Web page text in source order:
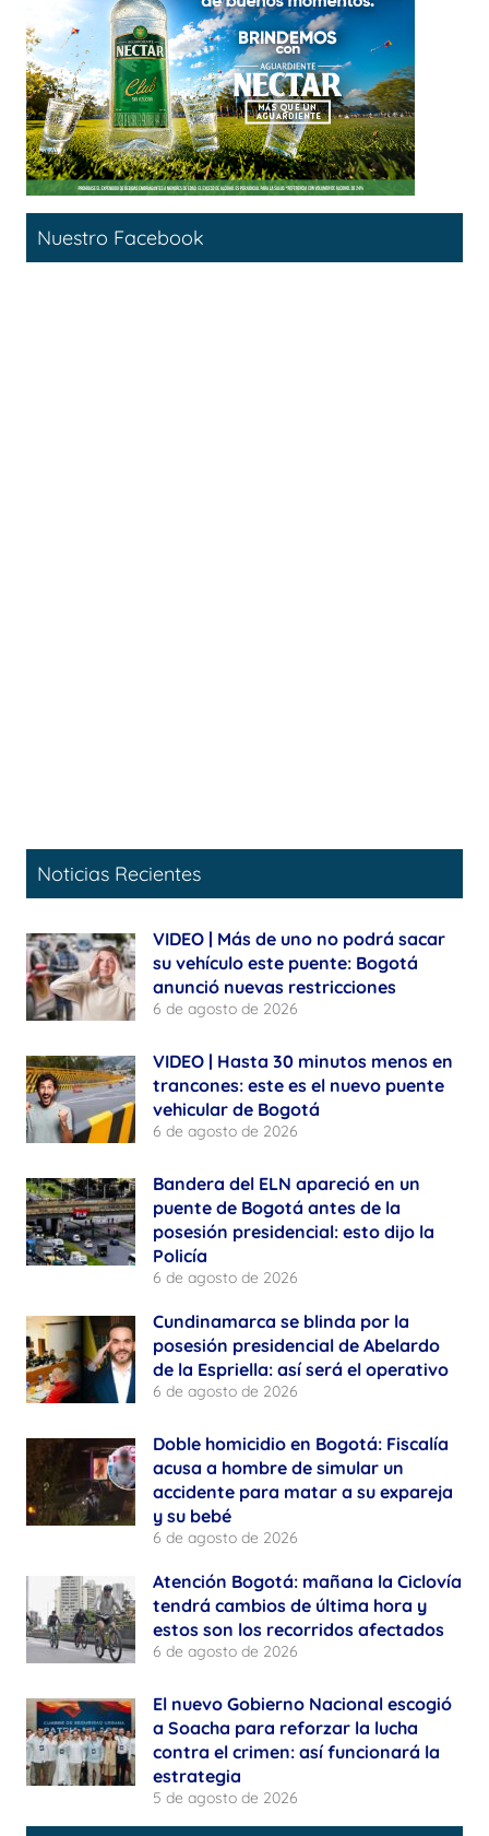
Nuestro Facebook
Noticias Recientes
VIDEO | Más de uno no podrá sacar
su vehículo este puente: Bogotá
anunció nuevas restricciones
6 de agosto de 2026
VIDEO | Hasta 30 minutos menos en
trancones: este es el nuevo puente
vehicular de Bogotá
6 de agosto de 2026
Bandera del ELN apareció en un
puente de Bogotá antes de la
posesión presidencial: esto dijo la
Policía
6 de agosto de 2026
Cundinamarca se blinda por la
posesión presidencial de Abelardo
de la Espriella: así será el operativo
6 de agosto de 2026
Doble homicidio en Bogotá: Fiscalía
acusa a hombre de simular un
accidente para matar a su expareja
y su bebé
6 de agosto de 2026
Atención Bogotá: mañana la Ciclovía
tendrá cambios de última hora y
estos son los recorridos afectados
6 de agosto de 2026
El nuevo Gobierno Nacional escogió
a Soacha para reforzar la lucha
contra el crimen: así funcionará la
estrategia
5 de agosto de 2026